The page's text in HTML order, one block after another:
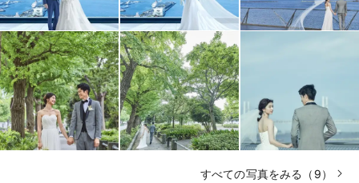
すべての写真をみる（9）